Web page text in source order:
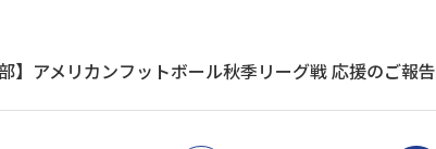
】アメリカンフットボール秋季リーグ戦 応援のご報告